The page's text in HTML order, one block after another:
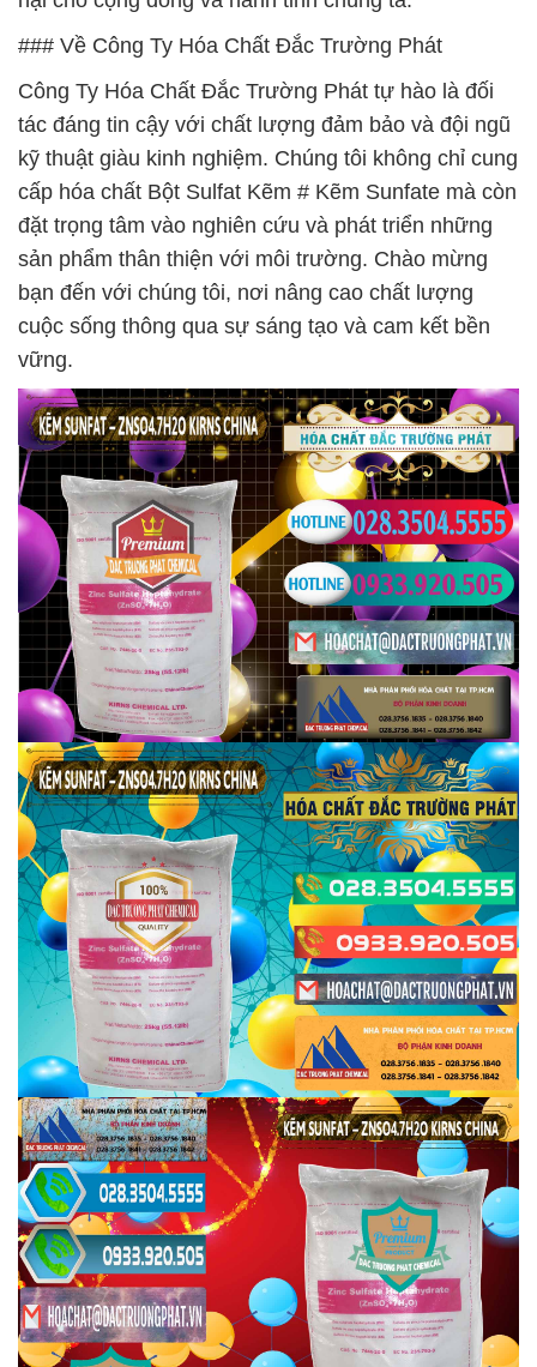
### Về Công Ty Hóa Chất Đắc Trường Phát
Công Ty Hóa Chất Đắc Trường Phát tự hào là đối
tác đáng tin cậy với chất lượng đảm bảo và đội ngũ
kỹ thuật giàu kinh nghiệm. Chúng tôi không chỉ cung
cấp hóa chất Bột Sulfat Kẽm # Kẽm Sunfate mà còn
đặt trọng tâm vào nghiên cứu và phát triển những
sản phẩm thân thiện với môi trường. Chào mừng
bạn đến với chúng tôi, nơi nâng cao chất lượng
cuộc sống thông qua sự sáng tạo và cam kết bền
vững.